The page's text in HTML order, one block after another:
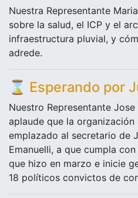
Nuestra Representante
sobre la salud, el ICP y el
infraestructura pluvial, y
adrede.
⌛ Esperando por
Nuestro Representante
aplaude que la
emplazado al secretario de
Emanuelli, a que cumpla
que hizo en marzo e inicie
18 políticos convictos de